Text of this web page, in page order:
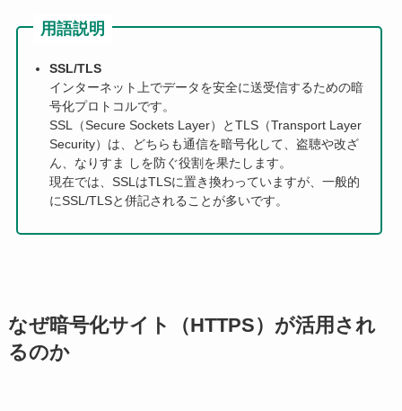
用語説明
SSL/TLS
インターネット上でデータを安全に送受信するための暗
号化プロトコルです。
SSL（Secure Sockets Layer）とTLS（Transport Layer
Security）は、どちらも通信を暗号化して、盗聴や改ざ
ん、なりすま しを防ぐ役割を果たします。
現在では、SSLはTLSに置き換わっていますが、一般的
にSSL/TLSと併記されることが多いです。
なぜ暗号化サイト（HTTPS）が活用され
るのか